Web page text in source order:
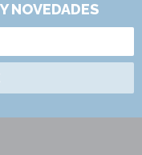
NOVEDADES